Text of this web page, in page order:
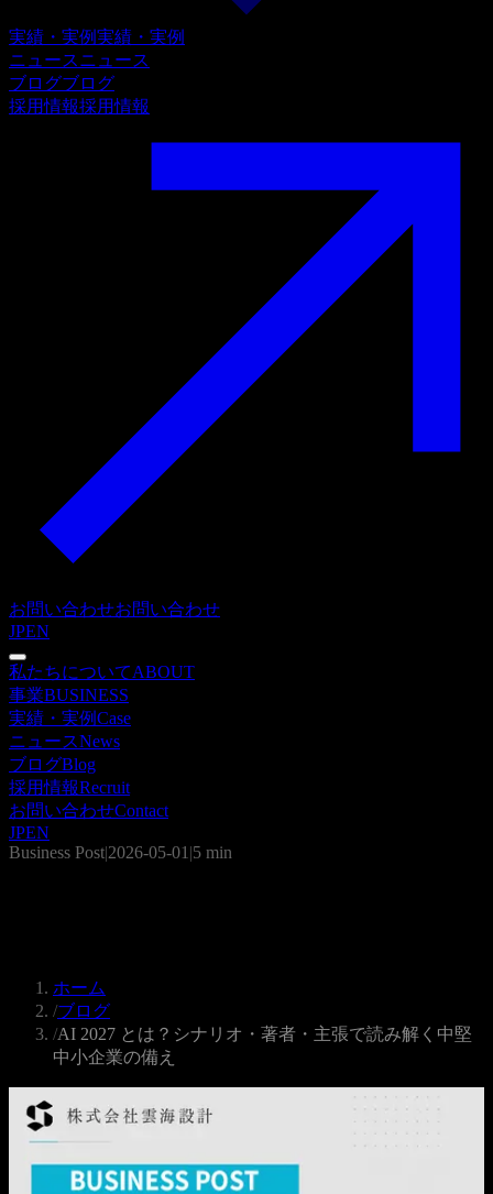
実績・実例実績・実例
ニュースニュース
ブログブログ
採用情報採用情報
お問い合わせお問い合わせ
JPEN
私たちについてABOUT
事業BUSINESS
実績・実例Case
ニュースNews
ブログBlog
採用情報Recruit
お問い合わせContact
JPEN
Business Post|2026-05-01 |5 min
ホーム
/ブログ
/AI 2027 とは？シナリオ・著者・主張で読み解く中堅
中小企業の備え